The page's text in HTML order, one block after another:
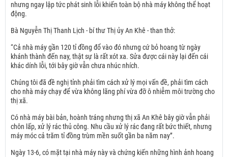
nhưng ngay lập tức phát sinh lỗi khiến toàn bộ nhà máy không thể hoạt
động.
Bà Nguyễn Thị Thanh Lịch - bí thư Thị ủy An Khê - than thở:
“Cả nhà máy gần 120 tỉ đồng đổ vào đó nhưng cứ bỏ hoang từ ngày
khánh thành đến nay, thật sự là rất xót xa. Sửa được cái này lại đến cái
khác dính lỗi, tới bây giờ vẫn chưa nhúc nhích.
Chúng tôi đã đề nghị tỉnh phải tìm cách xử lý mọi vấn đề, phải tìm cách
cho nhà máy chạy để vừa không lãng phí vừa đỡ ô nhiễm môi trường cho
thị xã.
Có nhà máy bài bản, hoành tráng nhưng thị xã An Khê bây giờ vẫn phải
chôn lấp, xử lý rác thủ công. Nhu cầu xử lý rác đang rất bức thiết, nhưng
máy móc cả trăm tỉ đồng trùm mền suốt gần ba năm nay”.
Ngày 13-6, có mặt tại nhà máy này và chứng kiến những hình ảnh hoang